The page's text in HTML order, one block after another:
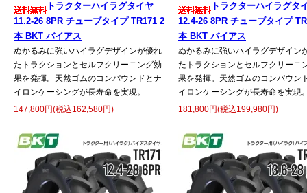
トラクターハイラグタイヤ
11.2-26 8PR チューブタイプ TR171 2
本 BKT バイアス
ぬかるみに強いハイラグデザインが優れ
たトラクションとセルフクリーニング効
果を発揮。天然ゴムのコンパウンドとナ
イロンケーシングが長寿命を実現。
147,800円(税込162,580円)
トラクターハイラグタ
12.4-26 8PR チューブタイプ
本 BKT バイアス
ぬかるみに強いハイラグデザイン
たトラクションとセルフクリーニ
果を発揮。天然ゴムのコンパウン
イロンケーシングが長寿命を実現
181,800円(税込199,980円)